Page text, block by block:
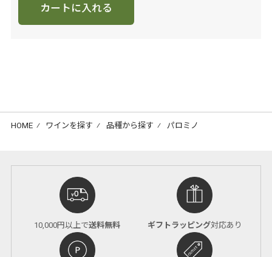
カートに入れる
HOME ⁄ ワインを探す ⁄ 品種から探す ⁄ パロミノ
10,000円以上で送料無料 ギフトラッピング対応あり